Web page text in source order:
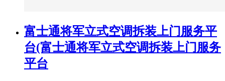
富士通将军立式空调拆装上门服务平
台(富士通将军立式空调拆装上门服务
平台